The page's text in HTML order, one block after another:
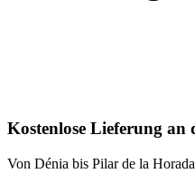
Kostenlose Lieferung an
Von Dénia bis Pilar de la